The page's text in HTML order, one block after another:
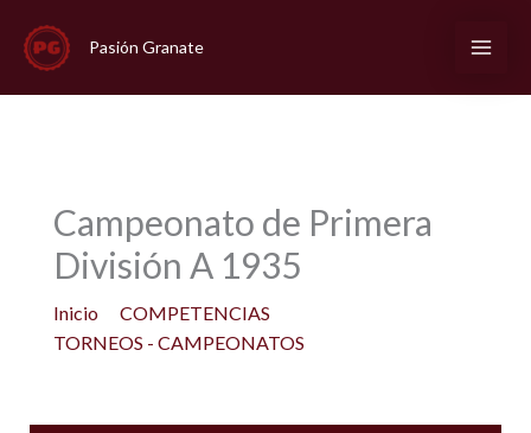
contenido
Pasión Granate
Campeonato de Primera
División A 1935
Inicio
COMPETENCIAS
TORNEOS - CAMPEONATOS